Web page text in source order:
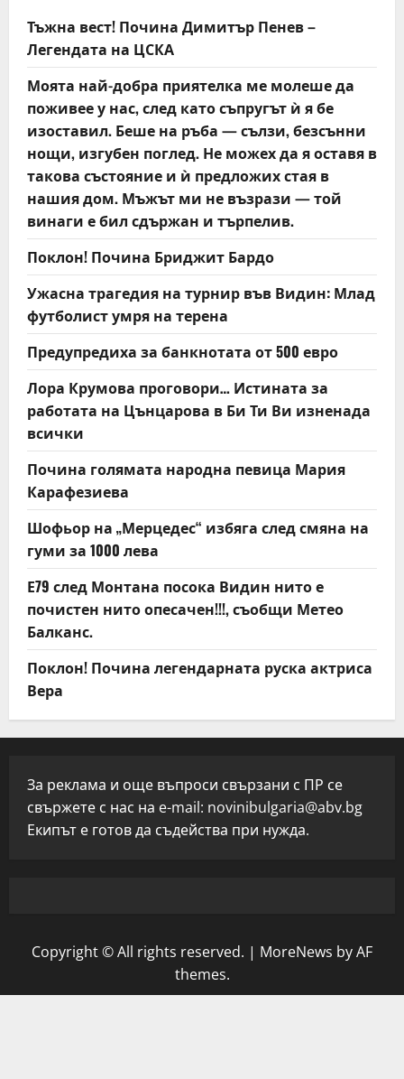
v
i
g
a
t
i
o
n
Тъжна вест! Почина Димитър Пенев –
Легендата на ЦСКА
Моята най-добра приятелка ме молеше да
поживее у нас, след като съпругът ѝ я бе
изоставил. Беше на ръба — сълзи, безсънни
нощи, изгубен поглед. Не можех да я оставя в
такова състояние и ѝ предложих стая в
нашия дом. Мъжът ми не възрази — той
винаги е бил сдържан и търпелив.
Поклон! Почина Бриджит Бардо
Ужасна трагедия на турнир във Видин: Млад
футболист умря на терена
Предупредиха за банкнотата от 500 евро
Лора Крумова проговори… Истината за
работата на Цънцарова в Би Ти Ви изненада
всички
Почина голямата народна певица Мария
Карафезиева
Шофьор на „Мерцедес“ избяга след смяна на
гуми за 1000 лева
Е79 след Монтана посока Видин нито е
почистен нито опесачен!!!, съобщи Метео
Балканс.
Поклон! Почина легендарната руска актриса
Вера
За реклама и още въпроси свързани с ПР се
свържете с нас на e-mail: novinibulgaria@abv.bg
Екипът е готов да съдейства при нужда.
Copyright © All rights reserved. | MoreNews by AF
themes.